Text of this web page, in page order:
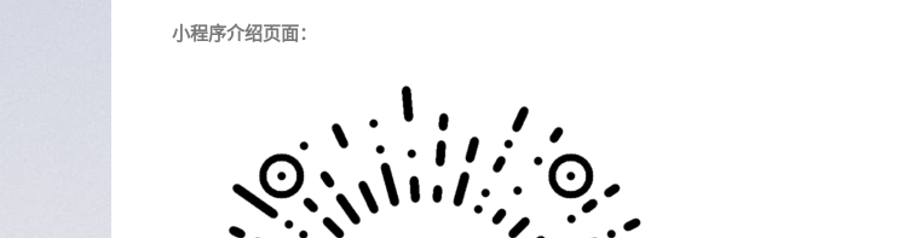
小程序介绍页面：